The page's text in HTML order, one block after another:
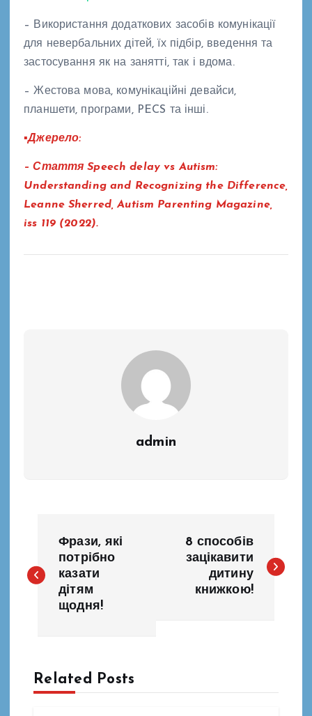
– Використання додаткових засобів комунікації
для невербальних дітей, їх підбір, введення та
застосування як на занятті, так і вдома.
– Жестова мова, комунікаційні девайси,
планшети, програми, PECS та інші.
▪Джерело:
– Стаття Speech delay vs Autism:
Understanding and Recognizing the Difference,
Leanne Sherred, Autism Parenting Magazine,
iss 119 (2022).
admin
а
г
а
Фрази, які
потрібно
казати
дітям
щодня!
8 способів
зацікавити
дитину
книжкою!
Related Posts